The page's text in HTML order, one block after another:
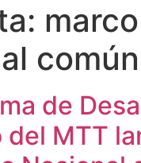
marco
común
de
MTT